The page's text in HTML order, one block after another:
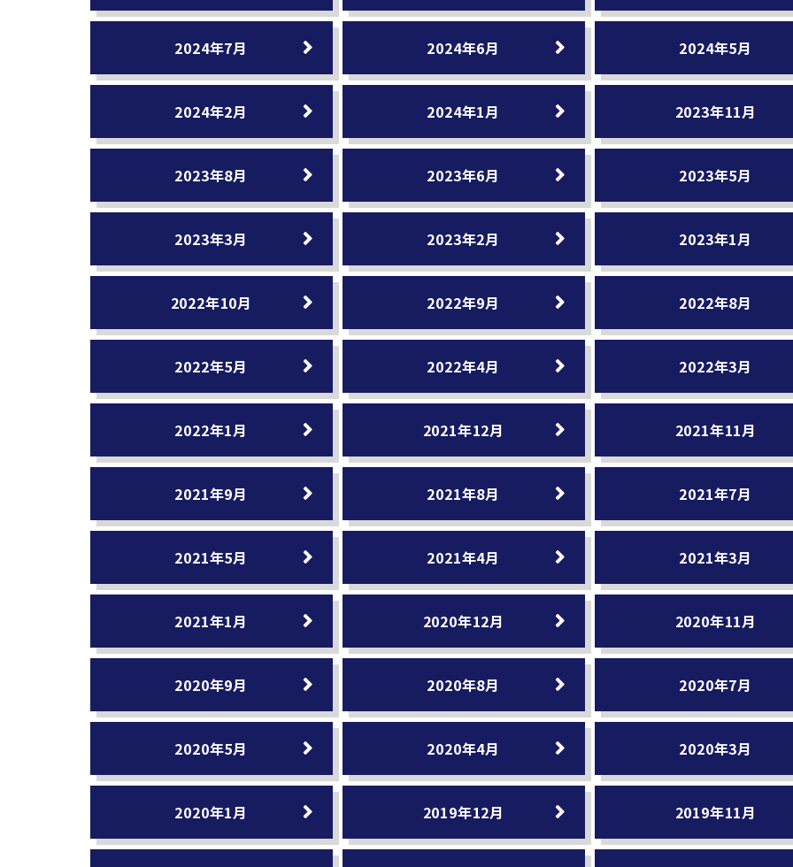
2024年7月 2024年6月 2024年5月
2024年2月 2024年1月 2023年11月
2023年8月 2023年6月 2023年5月
2023年3月 2023年2月 2023年1月
2022年10月 2022年9月 2022年8月
2022年5月 2022年4月 2022年3月
2022年1月 2021年12月 2021年11月
2021年9月 2021年8月 2021年7月
2021年5月 2021年4月 2021年3月
2021年1月 2020年12月 2020年11月
2020年9月 2020年8月 2020年7月
2020年5月 2020年4月 2020年3月
2020年1月 2019年12月 2019年11月